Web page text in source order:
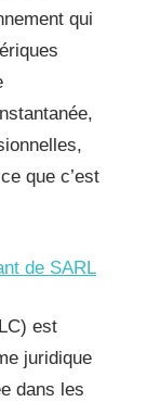
qui
que c’est
de SARL
est
juridique
dans les